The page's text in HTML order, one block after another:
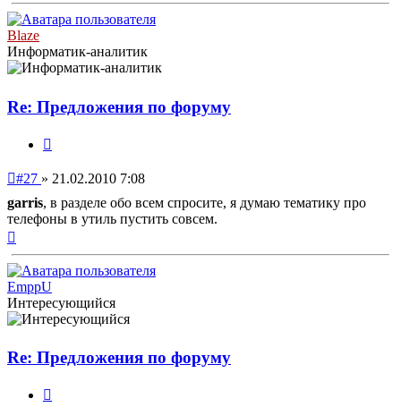
началу
Blaze
Информатик-аналитик
Re: Предложения по форуму
Непрочитанное
#27 » 21.02.2010 7:08
garris, в разделе обо всем спросите, я думаю тематику про
телефоны в утиль пустить совсем.
началу
EmppU
Интересующийся
Re: Предложения по форуму